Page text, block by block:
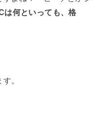
は何といっても、格
。